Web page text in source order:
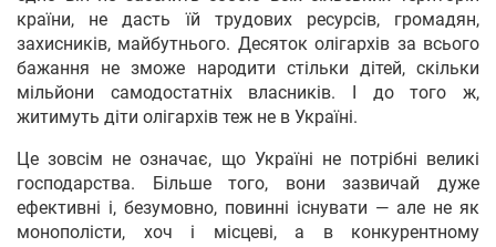
країни, не дасть їй трудових ресурсів, громадян,
захисників, майбутнього. Десяток олігархів за всього
бажання не зможе народити стільки дітей, скільки
мільйони самодостатніх власників. І до того ж,
житимуть діти олігархів теж не в Україні.
Це зовсім не означає, що Україні не потрібні великі
господарства. Більше того, вони зазвичай дуже
ефективні і, безумовно, повинні існувати — але не як
монополісти, хоч і місцеві, а в конкурентному